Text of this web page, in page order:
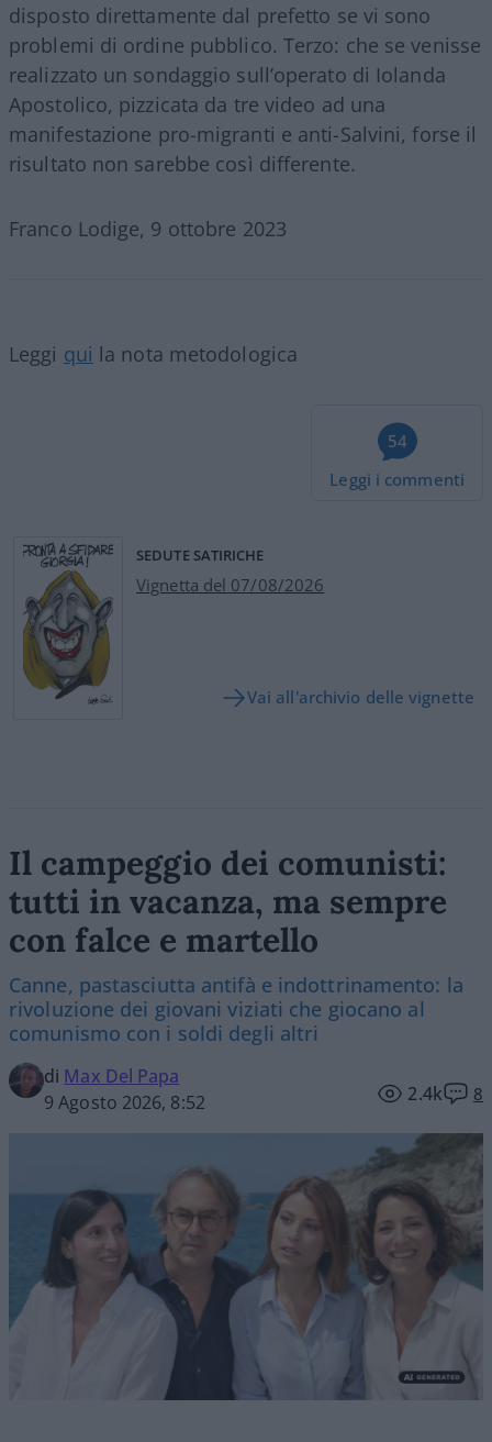
disposto direttamente dal prefetto se vi sono
problemi di ordine pubblico. Terzo: che se venisse
realizzato un sondaggio sull’operato di Iolanda
Apostolico, pizzicata da tre video ad una
manifestazione pro-migranti e anti-Salvini, forse il
risultato non sarebbe così differente.
Franco Lodige, 9 ottobre 2023
Leggi qui la nota metodologica
54
Leggi i commenti
SEDUTE SATIRICHE
Vignetta del 07/08/2026
Vai all'archivio delle vignette
Il campeggio dei comunisti:
tutti in vacanza, ma sempre
con falce e martello
Canne, pastasciutta antifà e indottrinamento: la
rivoluzione dei giovani viziati che giocano al
comunismo con i soldi degli altri
di Max Del Papa
9 Agosto 2026, 8:52
2.4k 8